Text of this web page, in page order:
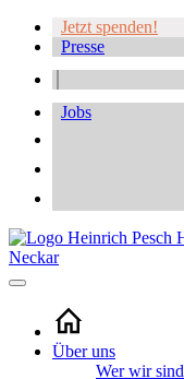
Jetzt spenden!
Presse
Jobs
Über uns
Wer wir sind